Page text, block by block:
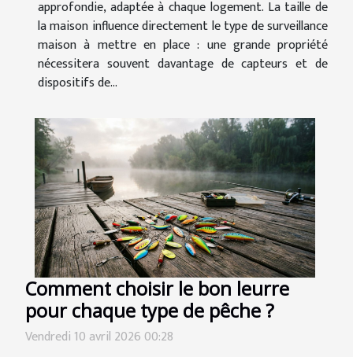
approfondie, adaptée à chaque logement. La taille de
la maison influence directement le type de surveillance
maison à mettre en place : une grande propriété
nécessitera souvent davantage de capteurs et de
dispositifs de...
Comment choisir le bon leurre
pour chaque type de pêche ?
Vendredi 10 avril 2026 00:28